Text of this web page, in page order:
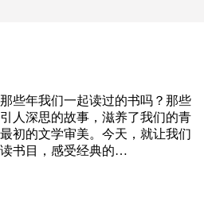
些年我们一起读过的书吗？那些
人深思的故事，滋养了我们的青
初的文学审美。今天，就让我们
书目，感受经典的…